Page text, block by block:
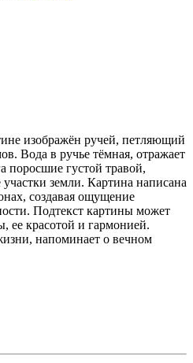
изображён ручей, петляющий
Вода в ручье тёмная, отражает
поросшие густой травой,
земли. Картина написана
создавая ощущение
Подтекст картины может
ее красотой и гармонией.
напоминает о вечном